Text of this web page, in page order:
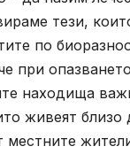
тези,
по
при
находища
живеят близо
местните